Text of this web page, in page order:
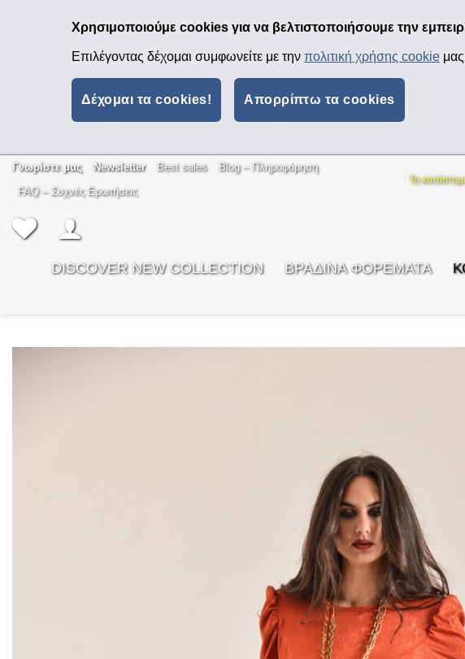
Χρησιμοποιούμε cookies για να βελτιστοποιήσουμε την
Επιλέγοντας δέχομαι συμφωνείτε με την πολιτική χρήσης cookie μας
Δέχομαι τα cookies! Απορρίπτω τα cookies
Μετάβαση
Γνωρίστε μας Newsletter Best sales
Βlog – Πληροφόρηση
FAQ – Συχνές Ερωτήσεις
Το
DISCOVER NEW COLLECTION ΒΡΑΔΙΝΑ ΦΟΡΕΜΑΤΑ